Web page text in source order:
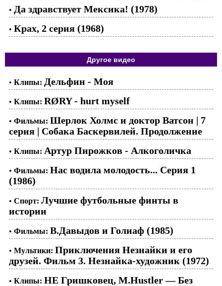
• Да здравствует Мексика! (1978)
• Крах, 2 серия (1968)
Другое видео
• Клипы: Дельфин - Моя
• Клипы: RØRY - hurt myself
• Фильмы: Шерлок Холмс и доктор Ватсон | 7
серия | Собака Баскервилей. Продолжение
• Клипы: Артур Пирожков - Алкоголичка
• Фильмы: Нас водила молодость... Серия 1
(1986)
• Спорт: Лучшие футбольные финты в
истории
• Фильмы: В.Давыдов и Голиаф (1985)
• Мультики: Приключения Незнайки и его
друзей. Фильм 3. Незнайка-художник (1972)
• Клипы: НЕ Гришковец, M.Hustler — Без